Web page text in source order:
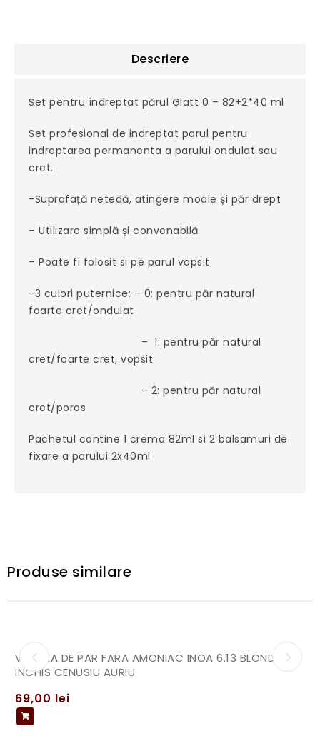
Descriere
Set pentru îndreptat părul Glatt 0 – 82+2*40 ml
Set profesional de indreptat parul pentru
indreptarea permanenta a parului ondulat sau
cret.
-Suprafață netedă, atingere moale și păr drept
– Utilizare simplă și convenabilă
– Poate fi folosit si pe parul vopsit
-3 culori puternice: – 0: pentru păr natural
foarte cret/ondulat
– 1: pentru păr natural
cret/foarte cret, vopsit
– 2: pentru păr natural
cret/poros
Pachetul contine 1 crema 82ml si 2 balsamuri de
fixare a parului 2x40ml
Produse similare
VOPSEA DE PAR FARA AMONIAC INOA 6.13 BLOND
INCHIS CENUSIU AURIU
69,00 lei